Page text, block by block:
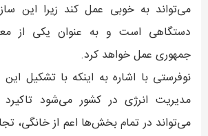
می‌تواند به خوبی عمل کند زیرا این
دستگاهی است و به عنوان یکی از
جمهوری عمل خواهد کرد.
نوفرستی با اشاره به اینکه با تشکیل
مدیریت انرژی در کشور می‌شود تاکیرد
می‌تواند در تمام بخش‌ها اعم از خانگی،